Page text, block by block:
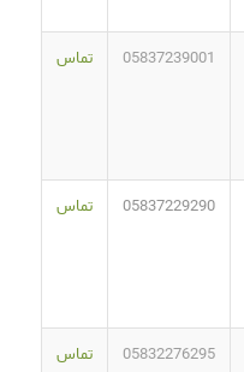
05837239001 تماس
05837229290 تماس
05832276295 تماس